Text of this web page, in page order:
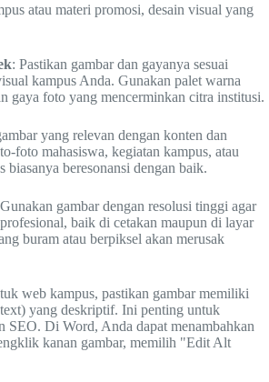
atau materi promosi, desain visual yang
: Pastikan gambar dan gayanya sesuai
kampus Anda. Gunakan palet warna
gaya foto yang mencerminkan citra institusi.
yang relevan dengan konten dan
foto mahasiswa, kegiatan kampus, atau
biasanya beresonansi dengan baik.
gambar dengan resolusi tinggi agar
baik di cetakan maupun di layar
buram atau berpiksel akan merusak
web kampus, pastikan gambar memiliki
yang deskriptif. Ini penting untuk
SEO. Di Word, Anda dapat menambahkan
kanan gambar, memilih "Edit Alt